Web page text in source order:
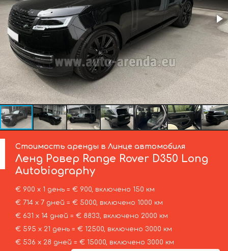
Стоимость аренды в Линце автомобиля
Ленд Ровер Range Rover D350 Long
Autobiography
€ 900 х 1 день = € 900, включено 150 км
€ 714 х 7 дней = € 5000, включено 1000 км
€ 631 х 14 дней = € 8833, включено 2000 км
€ 595 х 21 день = € 12500, включено 3000 км
€ 536 х 28 дней = € 15000, включено 3000 км